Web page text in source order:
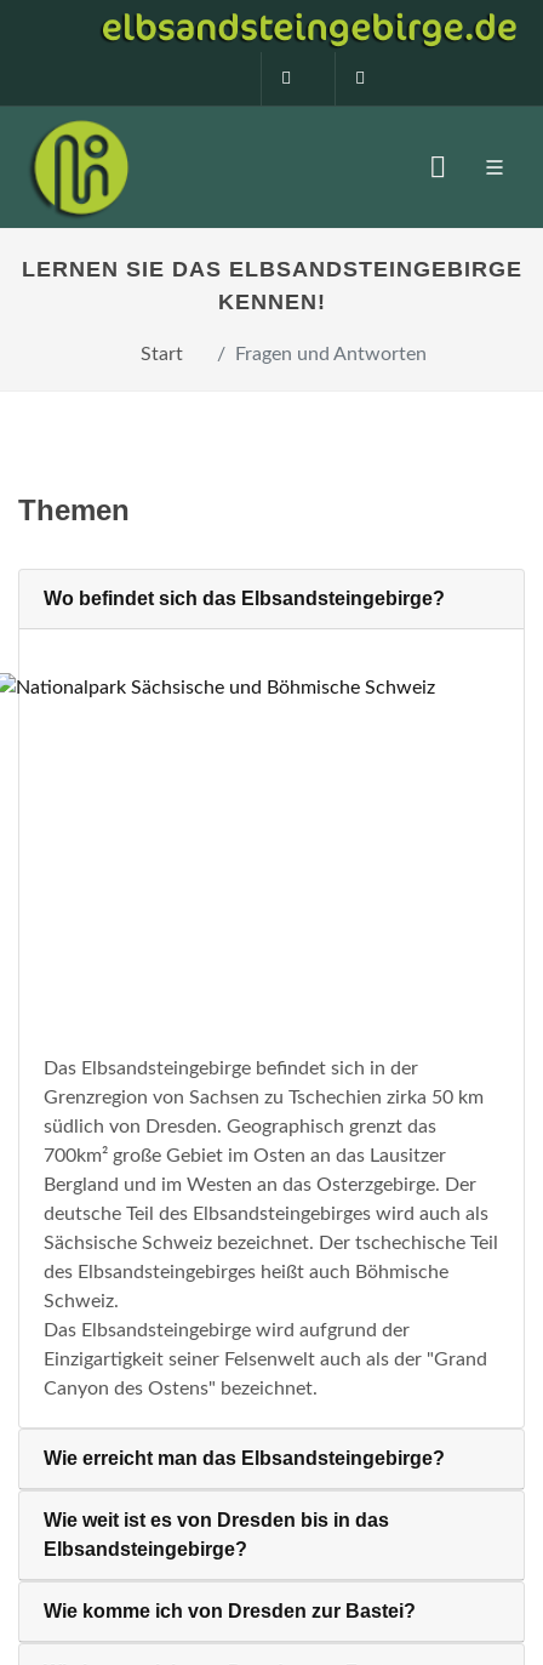
0160 99873408
LERNEN SIE DAS ELBSANDSTEINGEBIRGE
KENNEN!
Start Fragen und Antworten
Themen
Wo befindet sich das Elbsandsteingebirge?
Das Elbsandsteingebirge befindet sich in der
Grenzregion von Sachsen zu Tschechien zirka 50 km
südlich von Dresden. Geographisch grenzt das
700km² große Gebiet im Osten an das Lausitzer
Bergland und im Westen an das Osterzgebirge. Der
deutsche Teil des Elbsandsteingebirges wird auch als
Sächsische Schweiz bezeichnet. Der tschechische Teil
des Elbsandsteingebirges heißt auch Böhmische
Schweiz.
Das Elbsandsteingebirge wird aufgrund der
Einzigartigkeit seiner Felsenwelt auch als der "Grand
Canyon des Ostens" bezeichnet.
Wie erreicht man das Elbsandsteingebirge?
Wie weit ist es von Dresden bis in das
Elbsandsteingebirge?
Wie komme ich von Dresden zur Bastei?